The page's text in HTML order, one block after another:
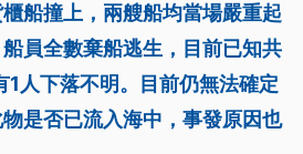
船撞上，兩艘船均當場嚴重起
員全數棄船逃生，目前已知共
人下落不明。目前仍無法確定
是否已流入海中，事發原因也